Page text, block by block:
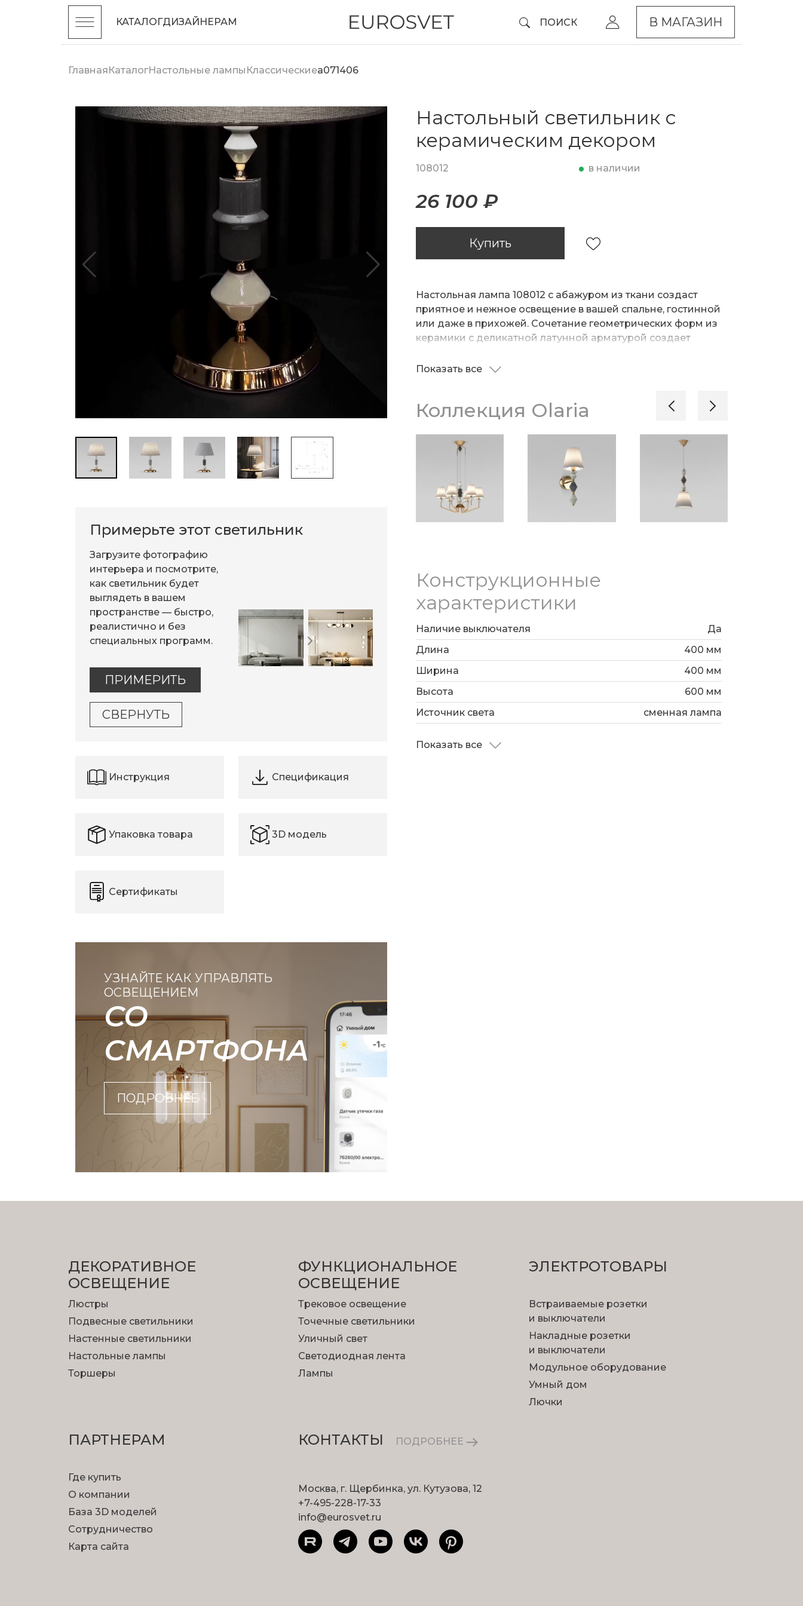
КАТАЛОГДИЗАЙНЕРАМ ПОИСК В МАГАЗИН
ГлавнаяКаталогНастольные лампы Классическиеa071406
Примерьте этот светильник
Загрузите фотографию
интерьера и посмотрите,
как светильник будет
выглядеть в вашем
пространстве — быстро,
реалистично и без
специальных программ.
ПРИМЕРИТЬ
СВЕРНУТЬ
Инструкция Спецификация
Упаковка товара 3D модель
Сертификаты
УЗНАЙТЕ КАК УПРАВЛЯТЬ
ОСВЕЩЕНИЕМ
СО
СМАРТФОНА
ПОДРОБНЕЕ
Настольный светильник с
керамическим декором
108012 в наличии
26 100 ₽
Купить
Настольная лампа 108012 с абажуром из ткани создаст
приятное и нежное освещение в вашей спальне, гостинной
или даже в прихожей. Сочетание геометрических форм из
керамики с деликатной латунной арматурой создает
Настольная лампа идеально подойдет:
Тем, кто хочет создать уютную и расслабляющую атмосферу
в своем доме.
В качестве стильного и практичного подарка для друзей и
близких.
Показать все
Коллекция Olaria
Конструкционные
характеристики
Наличие выключателя
Да
Длина
400 мм
Ширина
400 мм
Высота
600 мм
Источник света
сменная лампа
Показать все
ДЕКОРАТИВНОЕ
ОСВЕЩЕНИЕ
Люстры
Подвесные светильники
Настенные светильники
Настольные лампы
Торшеры
ФУНКЦИОНА­ЛЬНОЕ
ОСВЕЩЕНИЕ
Трековое освещение
Точечные светильники
Уличный свет
Светодиодная лента
Лампы
ЭЛЕКТРОТОВАРЫ
Встраиваемые розетки
и выключатели
Накладные розетки
и выключатели
Модульное оборудование
Умный дом
Лючки
ПАРТНЕРАМ
Где купить
О компании
База 3D моделей
Сотрудничество
Карта сайта
КОНТАКТЫ ПОДРОБНЕЕ
Москва, г. Щербинка, ул. Кутузова, 12
+7-495-228-17-33
info@eurosvet.ru